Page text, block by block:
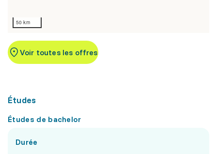
50 km
Voir toutes les offres
Études
Études de bachelor
Durée